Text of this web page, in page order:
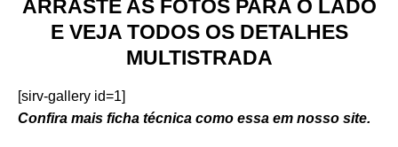
ARRASTE AS FOTOS PARA O LADO
E VEJA TODOS OS DETALHES
MULTISTRADA
[sirv-gallery id=1]
Confira mais ficha técnica como essa em nosso site.